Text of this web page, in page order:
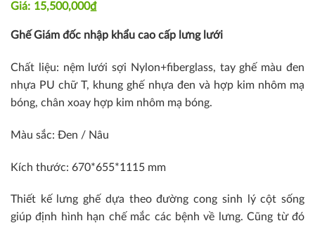
15,500,000₫
Ghế Giám đốc nhập khẩu cao cấp lưng lưới
Chất liệu: nệm lưới sợi Nylon+fiberglass, tay ghế màu đen
nhựa PU chữ T, khung ghế nhựa đen và hợp kim nhôm mạ
bóng, chân xoay hợp kim nhôm mạ bóng.
Màu sắc: Đen / Nâu
Kích thước: 670*655*1115 mm
Thiết kế lưng ghế dựa theo đường cong sinh lý cột sống
giúp định hình hạn chế mắc các bệnh về lưng. Cũng từ đó